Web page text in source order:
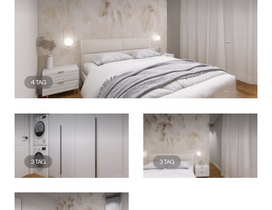
4TAG
3TAG 3TAG